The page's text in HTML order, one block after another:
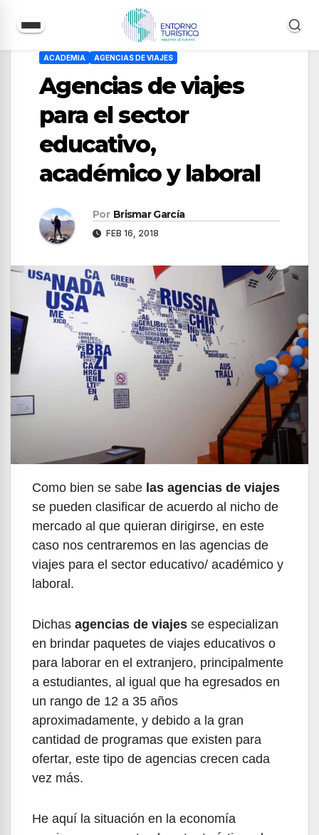
contenido
ACADEMIA AGENCIAS DE VIAJES
Agencias de viajes
para el sector
educativo,
académico y laboral
Por Brismar García
FEB 16, 2018
Como bien se sabe las agencias de viajes
se pueden clasificar de acuerdo al nicho de
mercado al que quieran dirigirse, en este
caso nos centraremos en las agencias de
viajes para el sector educativo/ académico y
laboral.
Dichas agencias de viajes se especializan
en brindar paquetes de viajes educativos o
para laborar en el extranjero, principalmente
a estudiantes, al igual que ha egresados en
un rango de 12 a 35 años
aproximadamente, y debido a la gran
cantidad de programas que existen para
ofertar, este tipo de agencias crecen cada
vez más.
He aquí la situación en la economía